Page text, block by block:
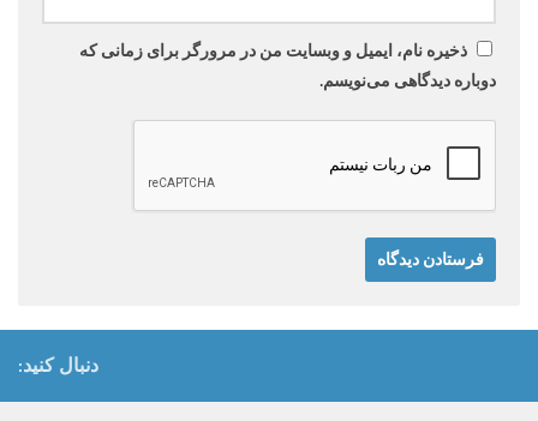
ذخیره نام، ایمیل و وبسایت من در مرورگر برای زمانی که
دوباره دیدگاهی می‌نویسم.
دنبال کنید: